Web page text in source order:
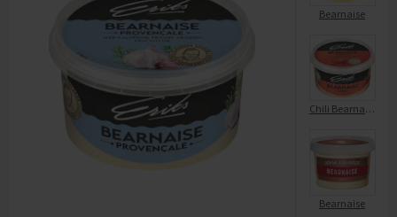
Bearnaise
Chili Bearnaise
Bearnaise